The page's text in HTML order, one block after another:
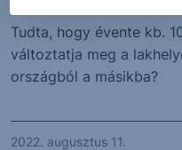
Tudta, hogy évente kb.
változtatja meg a
országból a másikba?
2022. augusztus 11.